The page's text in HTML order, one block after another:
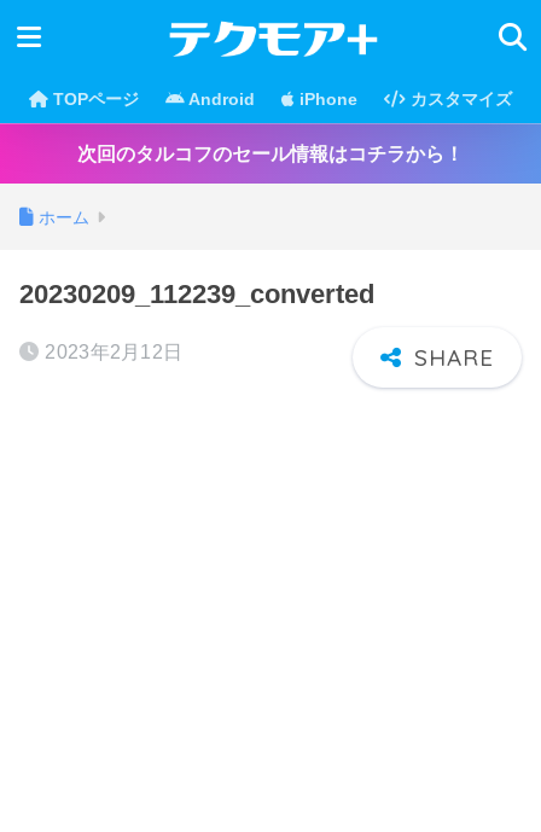
TOPページ Android iPhone カスタマイズ
次回のタルコフのセール情報はコチラから！
ホーム
20230209_112239_converted
2023年2月12日